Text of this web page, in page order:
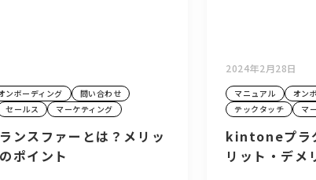
ンボーディング
問い合わせ
セールス マーケティング
ンスファーとは？メリッ
ポイント
2024年2月28日
マニュアル オン
テックタッチ
マ
kintoneプラ
リット・デメ